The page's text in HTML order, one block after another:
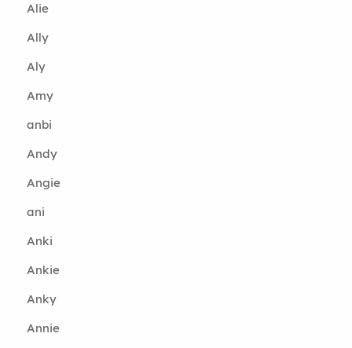
Alie
Ally
Aly
Amy
anbi
Andy
Angie
ani
Anki
Ankie
Anky
Annie